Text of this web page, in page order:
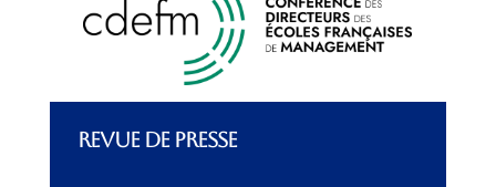
REVUE DE PRESSE